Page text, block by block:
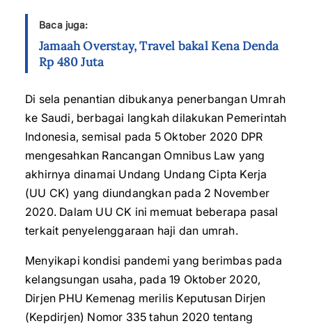
Baca juga:
Jamaah Overstay, Travel bakal Kena Denda
Rp 480 Juta
Di sela penantian dibukanya penerbangan Umrah
ke Saudi, berbagai langkah dilakukan Pemerintah
Indonesia, semisal pada 5 Oktober 2020 DPR
mengesahkan Rancangan Omnibus Law yang
akhirnya dinamai Undang Undang Cipta Kerja
(UU CK) yang diundangkan pada 2 November
2020. Dalam UU CK ini memuat beberapa pasal
terkait penyelenggaraan haji dan umrah.
Menyikapi kondisi pandemi yang berimbas pada
kelangsungan usaha, pada 19 Oktober 2020,
Dirjen PHU Kemenag merilis Keputusan Dirjen
(Kepdirjen) Nomor 335 tahun 2020 tentang